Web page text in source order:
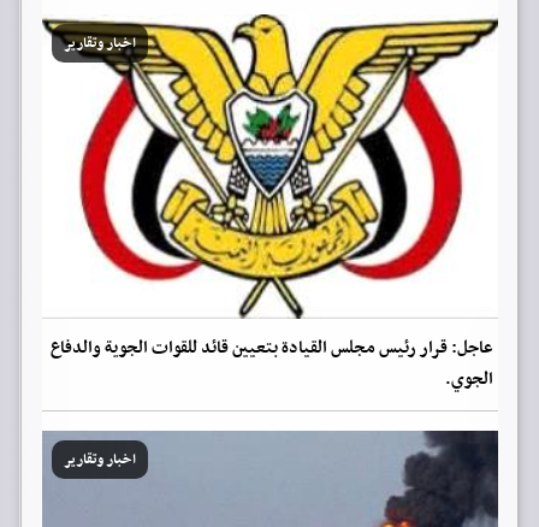
اخبار وتقارير
عاجل: قرار رئيس مجلس القيادة بتعيين قائد للقوات الجوية والدفاع
الجوي.
اخبار وتقارير